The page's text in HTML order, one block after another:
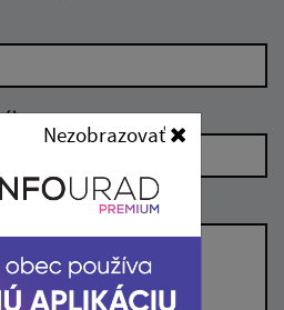
Nezobrazovať